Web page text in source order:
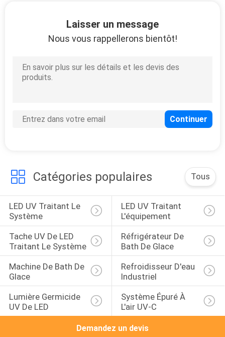
Système épuré à l'air
UV-C
UV
21
Lampe UV de LED
pour la machine
d'impression
18
Laisser un message
Nous vous rappellerons bientôt!
Catégories populaires Tous
LED UV Traitant Le
Système
LED UV Traitant
L'équipement
Tache UV De LED
Traitant Le Système
Réfrigérateur De
Bath De Glace
Machine De Bath De
Glace
Refroidisseur D'eau
Industriel
Lumière Germicide
UV De LED
Système Épuré À
L'air UV-C
Demandez un devis